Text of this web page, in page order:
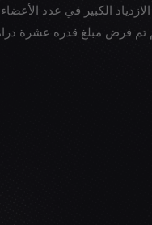
الكبير في عدد
ثم تم فرض مبلغ قدره عشرة